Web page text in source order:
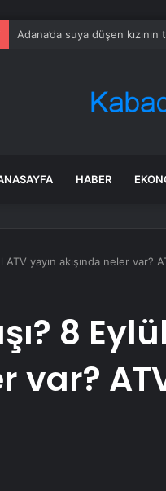
Adana’da suya düşen
HABER
ATV yayın akışında neler var?
8
var?